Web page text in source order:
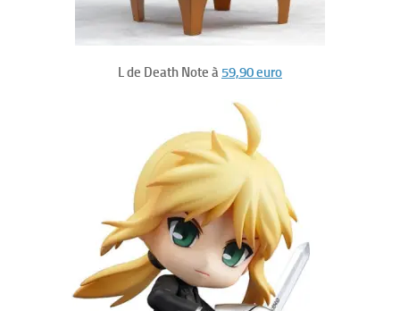
L de Death Note à 59,90 euro